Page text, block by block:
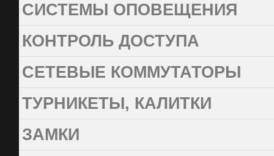
СИСТЕМЫ ОПОВЕЩЕНИЯ
КОНТРОЛЬ ДОСТУПА
СЕТЕВЫЕ КОММУТАТОРЫ
ТУРНИКЕТЫ, КАЛИТКИ
ЗАМКИ